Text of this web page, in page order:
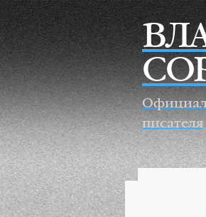
Перейти к основному содержанию
писателя